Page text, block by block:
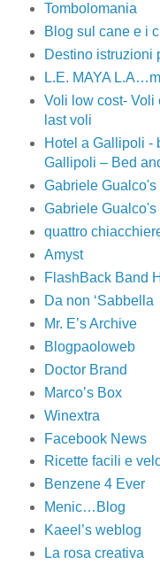
Tombolomania
Blog sul cane e i
Destino istruzioni
L.E. MAYA
Voli low cost- Voli
last voli
Hotel a Gallipoli -
Gallipoli – Bed
Gabriele Gualco's
Gabriele Gualco's
quattro
Amyst
FlashBack Band
Da non ‘Sabbella
Mr. E’s Archive
Blogpaoloweb
Doctor Brand
Marco’s Box
Winextra
Facebook News
Ricette facili e
Benzene 4 Ever
Menic…Blog
Kaeel’s weblog
La rosa creativa